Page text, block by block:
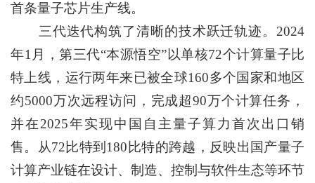
首条量子芯片生产线。
三代迭代构筑了清晰的技术跃迁轨迹。2024
年1月，第三代“本源悟空”以单核72个计算量子比
特上线，运行两年来已被全球160多个国家和地区
约5000万次远程访问，完成超90万个计算任务，
并在2025年实现中国自主量子算力首次出口销
售。从72比特到180比特的跨越，反映出国产量子
计算产业链在设计、制造、控制与软件生态等环节